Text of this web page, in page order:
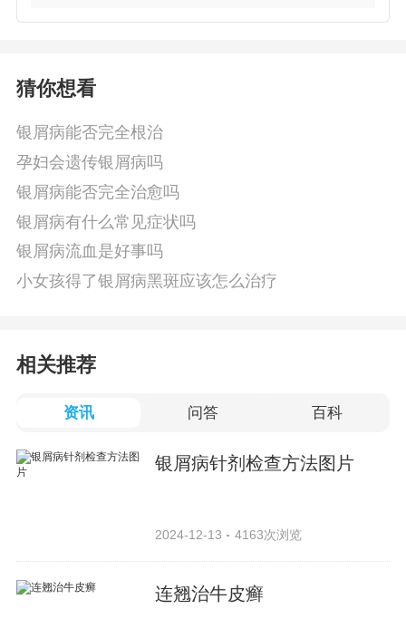
猜你想看
银屑病能否完全根治
孕妇会遗传银屑病吗
银屑病能否完全治愈吗
银屑病有什么常见症状吗
银屑病流血是好事吗
小女孩得了银屑病黑斑应该怎么治疗
相关推荐
资讯 问答 百科
银屑病针剂检查方法图片
2024-12-13 4163次浏览
连翘治牛皮癣